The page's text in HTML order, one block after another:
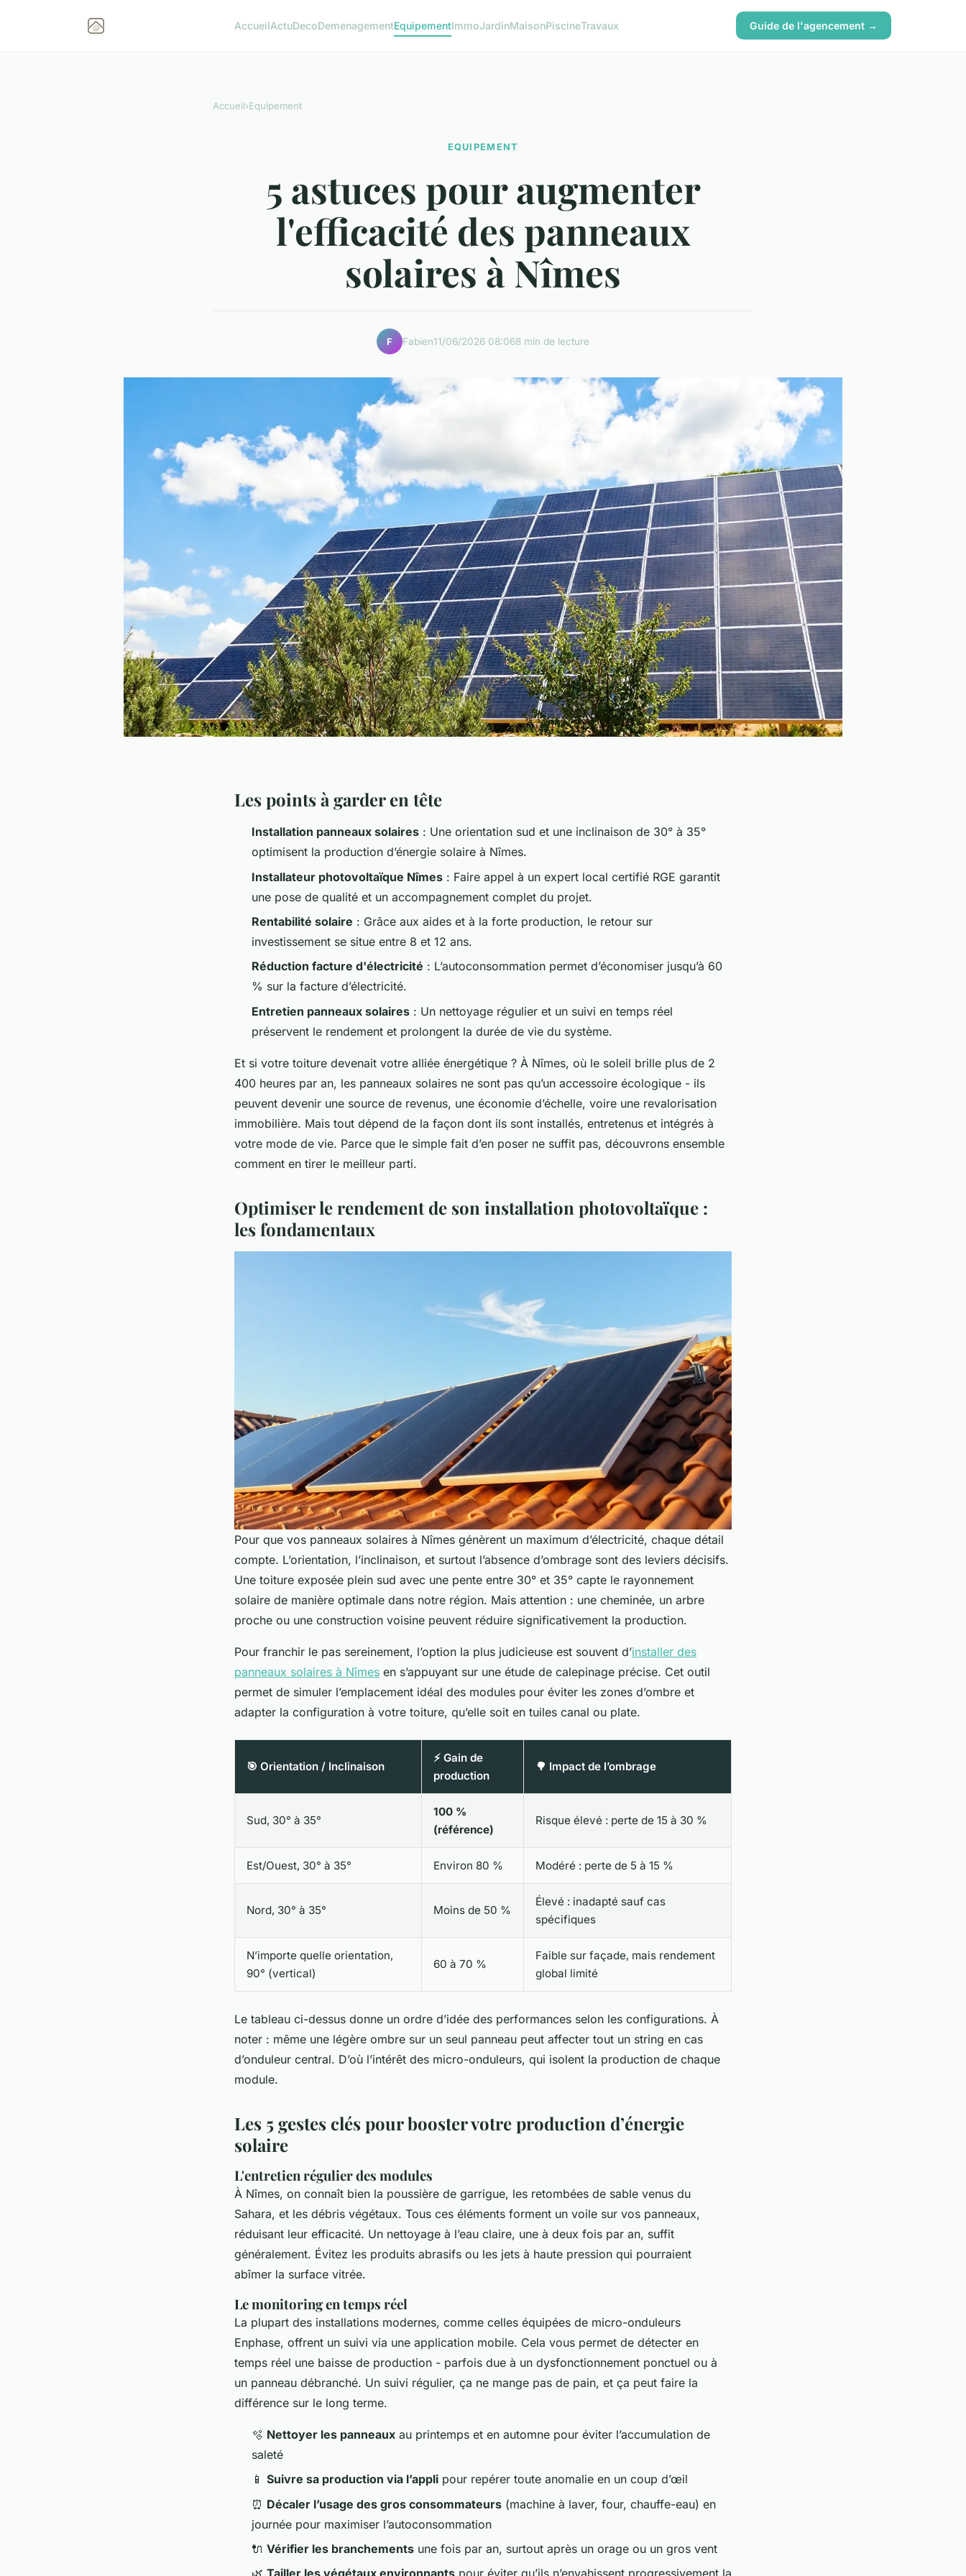
AccueilActuDecoDemenagementEquipementImmoJardinMaisonPiscineTravaux Guide de l'agencement →
Accueil›Equipement
EQUIPEMENT
5 astuces pour augmenter
l'efficacité des panneaux
solaires à Nîmes
F Fabien11/06/2026 08:068 min de lecture
Les points à garder en tête
Installation panneaux solaires : Une orientation sud et une inclinaison de 30° à 35°
optimisent la production d’énergie solaire à Nîmes.
Installateur photovoltaïque Nîmes : Faire appel à un expert local certifié RGE garantit
une pose de qualité et un accompagnement complet du projet.
Rentabilité solaire : Grâce aux aides et à la forte production, le retour sur
investissement se situe entre 8 et 12 ans.
Réduction facture d'électricité : L’autoconsommation permet d’économiser jusqu’à 60
% sur la facture d’électricité.
Entretien panneaux solaires : Un nettoyage régulier et un suivi en temps réel
préservent le rendement et prolongent la durée de vie du système.
Et si votre toiture devenait votre alliée énergétique ? À Nîmes, où le soleil brille plus de 2
400 heures par an, les panneaux solaires ne sont pas qu’un accessoire écologique - ils
peuvent devenir une source de revenus, une économie d’échelle, voire une revalorisation
immobilière. Mais tout dépend de la façon dont ils sont installés, entretenus et intégrés à
votre mode de vie. Parce que le simple fait d’en poser ne suffit pas, découvrons ensemble
comment en tirer le meilleur parti.
Optimiser le rendement de son installation photovoltaïque :
les fondamentaux
Pour que vos panneaux solaires à Nîmes génèrent un maximum d’électricité, chaque détail
compte. L’orientation, l’inclinaison, et surtout l’absence d’ombrage sont des leviers décisifs.
Une toiture exposée plein sud avec une pente entre 30° et 35° capte le rayonnement
solaire de manière optimale dans notre région. Mais attention : une cheminée, un arbre
proche ou une construction voisine peuvent réduire significativement la production.
Pour franchir le pas sereinement, l’option la plus judicieuse est souvent d’installer des
panneaux solaires à Nîmes en s’appuyant sur une étude de calepinage précise. Cet outil
permet de simuler l’emplacement idéal des modules pour éviter les zones d’ombre et
adapter la configuration à votre toiture, qu’elle soit en tuiles canal ou plate.
🎯 Orientation / Inclinaison
⚡ Gain de
production
🌳 Impact de l’ombrage
Sud, 30° à 35°
100 %
(référence)
Risque élevé : perte de 15 à 30 %
Est/Ouest, 30° à 35° Environ 80 % Modéré : perte de 5 à 15 %
Nord, 30° à 35° Moins de 50 %
Élevé : inadapté sauf cas
spécifiques
N’importe quelle orientation,
90° (vertical)
60 à 70 %
Faible sur façade, mais rendement
global limité
Le tableau ci-dessus donne un ordre d’idée des performances selon les configurations. À
noter : même une légère ombre sur un seul panneau peut affecter tout un string en cas
d’onduleur central. D’où l’intérêt des micro-onduleurs, qui isolent la production de chaque
module.
Les 5 gestes clés pour booster votre production d’énergie
solaire
L'entretien régulier des modules
À Nîmes, on connaît bien la poussière de garrigue, les retombées de sable venus du
Sahara, et les débris végétaux. Tous ces éléments forment un voile sur vos panneaux,
réduisant leur efficacité. Un nettoyage à l’eau claire, une à deux fois par an, suffit
généralement. Évitez les produits abrasifs ou les jets à haute pression qui pourraient
abîmer la surface vitrée.
Le monitoring en temps réel
La plupart des installations modernes, comme celles équipées de micro-onduleurs
Enphase, offrent un suivi via une application mobile. Cela vous permet de détecter en
temps réel une baisse de production - parfois due à un dysfonctionnement ponctuel ou à
un panneau débranché. Un suivi régulier, ça ne mange pas de pain, et ça peut faire la
différence sur le long terme.
🫧 Nettoyer les panneaux au printemps et en automne pour éviter l’accumulation de
saleté
📱 Suivre sa production via l’appli pour repérer toute anomalie en un coup d’œil
⏰ Décaler l’usage des gros consommateurs (machine à laver, four, chauffe-eau) en
journée pour maximiser l’autoconsommation
🔌 Vérifier les branchements une fois par an, surtout après un orage ou un gros vent